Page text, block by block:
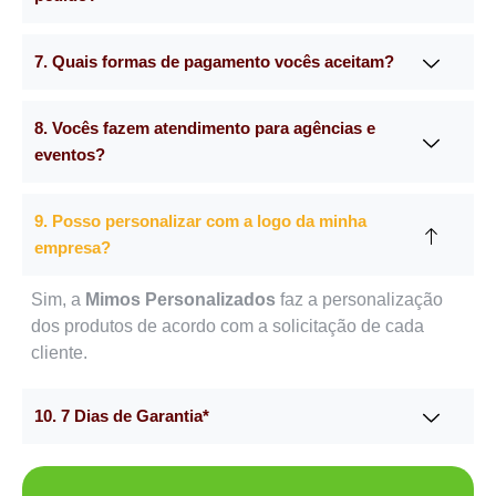
7. Quais formas de pagamento vocês aceitam?
8. Vocês fazem atendimento para agências e
eventos?
9. Posso personalizar com a logo da minha
empresa?
Sim, a Mimos Personalizados faz a personalização
dos produtos de acordo com a solicitação de cada
cliente.
10. 7 Dias de Garantia*